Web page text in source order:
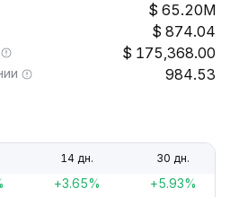
65.20M
874.04
175,368.00
984.53
14 дн. 30 дн.
+3.65% +5.93%